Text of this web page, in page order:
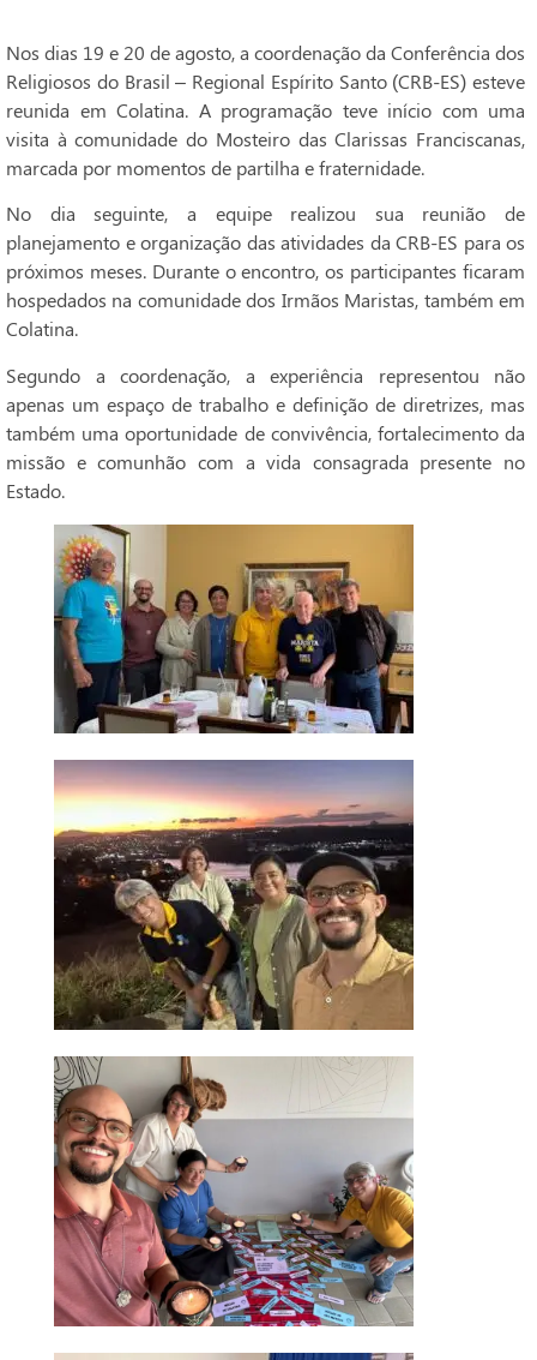
Nos dias 19 e 20 de agosto, a coordenação da Conferência dos
Religiosos do Brasil – Regional Espírito Santo (CRB-ES) esteve
reunida em Colatina. A programação teve início com uma
visita à comunidade do Mosteiro das Clarissas Franciscanas,
marcada por momentos de partilha e fraternidade.
No dia seguinte, a equipe realizou sua reunião de
planejamento e organização das atividades da CRB-ES para os
próximos meses. Durante o encontro, os participantes ficaram
hospedados na comunidade dos Irmãos Maristas, também em
Colatina.
Segundo a coordenação, a experiência representou não
apenas um espaço de trabalho e definição de diretrizes, mas
também uma oportunidade de convivência, fortalecimento da
missão e comunhão com a vida consagrada presente no
Estado.